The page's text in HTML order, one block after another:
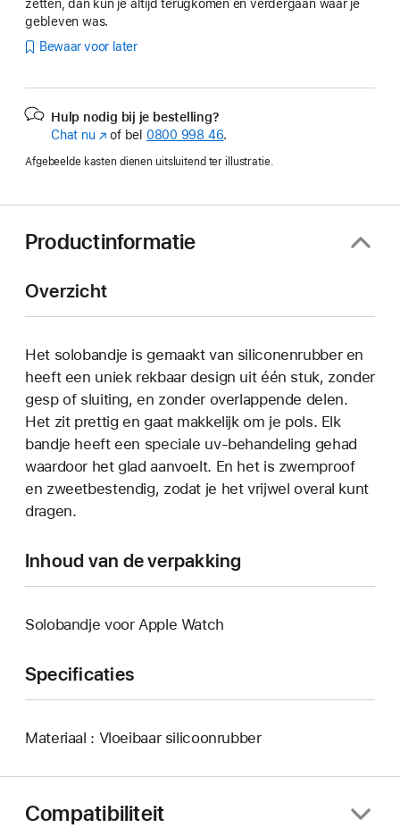
zetten, dan kun je altijd terugkomen en verdergaan waar je
gebleven was.
Bewaar voor later
Hulp nodig bij je bestelling?
Chat nu (Wordt
nieuw
geopend)
of bel 0800 998 46.
Afgebeelde kasten dienen uitsluitend ter illustratie.
Productinformatie
Overzicht
Het solobandje is gemaakt van siliconenrubber en
heeft een uniek rekbaar design uit één stuk, zonder
gesp of sluiting, en zonder overlappende delen.
Het zit prettig en gaat makkelijk om je pols. Elk
bandje heeft een speciale uv-behandeling gehad
waardoor het glad aanvoelt. En het is zwemproof
en zweetbestendig, zodat je het vrijwel overal kunt
dragen.
Inhoud van de verpakking
Solobandje voor Apple Watch
Specificaties
Materiaal : Vloeibaar silicoonrubber
Compatibiliteit